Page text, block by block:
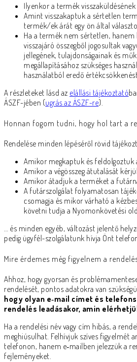
Ilyenkor a termék
Amint visszakaptuk a sértetlen
termék/ek árát egy ön által
Ha a termék nem sértetlen, hanem
visszajáró összegből jogosultak
jellegének, tulajdonságainak és
megállapításához szükséges
használatból eredő
A részleteket lásd az elállási tájékoztató
ÁSZF-jében (ugrás az ÁSZF-re).
Honnan fogom tudni, hogy hol tart a
Rendelése minden lépéséről rövid
Amikor megkaptuk és feldolgoztuk
Amikor a végösszeg átutalását
Amikor átadjuk a terméket a
A futárszolgálat folyamatosan
csomagja és mikor várható a
követni tudja a Nyomonkövetési
… és minden egyéb, változást jelentő
pedig ügyfél-szolgálatunk hívja Önt
Mire érdemes még figyelnem a
Ahhoz, hogy gyorsan és
rendelését, pontos adatokra van
hogy olyan e‑mail címet és
rendelés leadásakor, amin
Ha a rendelési név vagy cím hibás, a
meghiúsulhat. Felhívjuk szíves figyelmét
telefonon, hanem e‑mailben jelezzük a
fejleményeket.